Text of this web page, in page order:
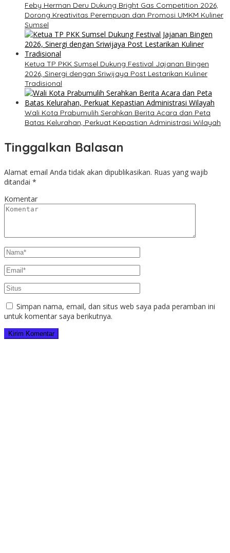
Feby Herman Deru Dukung Bright Gas Competition 2026,
Dorong Kreativitas Perempuan dan Promosi UMKM Kuliner
Sumsel
Ketua TP PKK Sumsel Dukung Festival Jajanan Bingen
2026, Sinergi dengan Sriwijaya Post Lestarikan Kuliner
Tradisional
Wali Kota Prabumulih Serahkan Berita Acara dan Peta
Batas Kelurahan, Perkuat Kepastian Administrasi Wilayah
Tinggalkan Balasan
Alamat email Anda tidak akan dipublikasikan. Ruas yang wajib
ditandai *
Komentar
Simpan nama, email, dan situs web saya pada peramban ini
untuk komentar saya berikutnya.